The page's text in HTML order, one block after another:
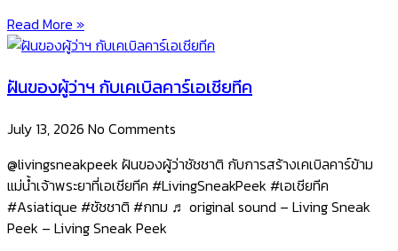
Read More »
ฝันของผู้ว่าฯ กับเคเบิลคาร์เอเชียทีค
July 13, 2026 No Comments
@livingsneakpeek ฝันของผู้ว่าชัชชาติ กับการสร้างเคเบิลคาร์ข้าม
แม่น้ำเจ้าพระยาที่เอเชียทีค #LivingSneakPeek #เอเชียทีค
#Asiatique #ชัชชาติ #กทม ♬ original sound – Living Sneak
Peek – Living Sneak Peek